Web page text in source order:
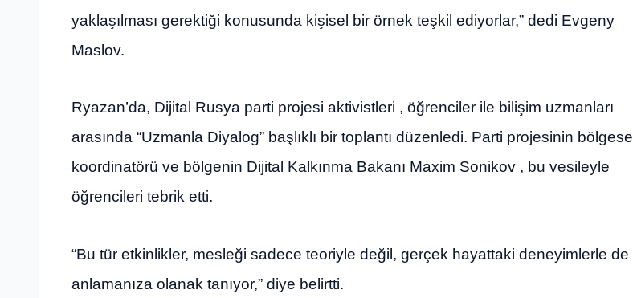
yaklaşılması gerektiği konusunda kişisel bir örnek teşkil ediyorlar,” dedi Evgeny
Maslov.
Ryazan’da, Dijital Rusya parti projesi aktivistleri , öğrenciler ile bilişim uzmanları
arasında “Uzmanla Diyalog” başlıklı bir toplantı düzenledi. Parti projesinin bölgesel
koordinatörü ve bölgenin Dijital Kalkınma Bakanı Maxim Sonikov , bu vesileyle
öğrencileri tebrik etti.
“Bu tür etkinlikler, mesleği sadece teoriyle değil, gerçek hayattaki deneyimlerle de
anlamanıza olanak tanıyor,” diye belirtti.